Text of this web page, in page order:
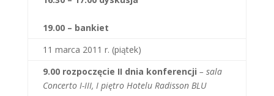
19.00 – bankiet
11 marca 2011 r. (piątek)
9.00 rozpoczęcie II dnia konferencji – sala
Concerto I-III, I piętro Hotelu Radisson BLU